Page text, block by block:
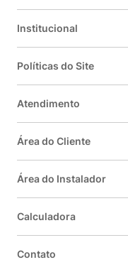
Institucional
Políticas do Site
Atendimento
Área do Cliente
Área do Instalador
Calculadora
Contato